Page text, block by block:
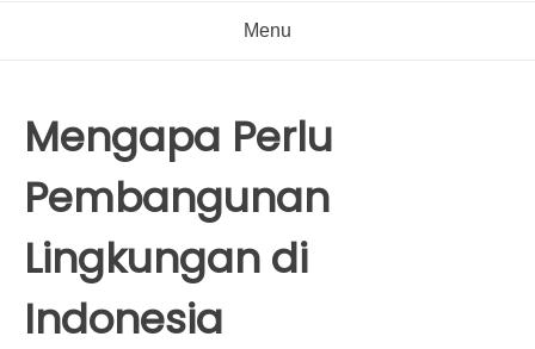
Menu
Mengapa Perlu
Pembangunan
Lingkungan di
Indonesia